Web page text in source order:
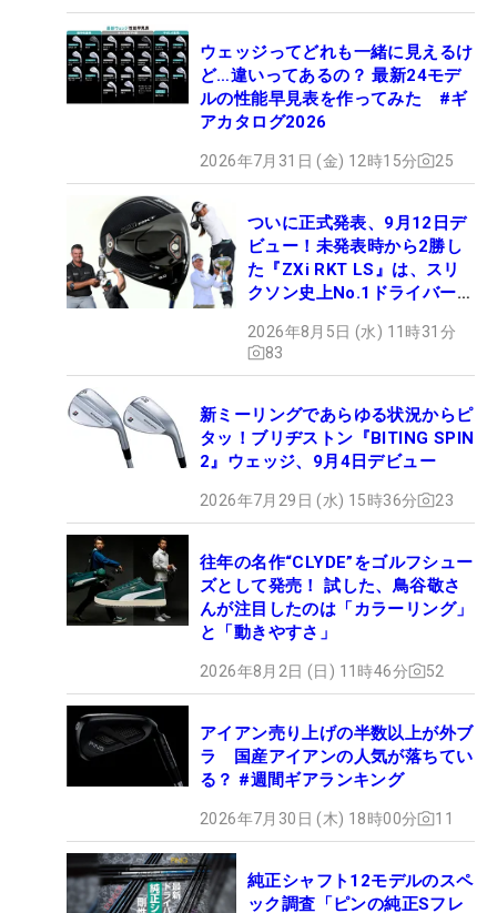
ウェッジってどれも一緒に見えるけ
ど…違いってあるの？ 最新24モデ
ルの性能早見表を作ってみた #ギ
アカタログ2026
2026年7月31日 (金) 12時15分 25
ついに正式発表、9月12日デ
ビュー！未発表時から2勝し
た『ZXi RKT LS』は、スリ
クソン史上No.1ドライバー!?
2026年8月5日 (水) 11時31分
83
新ミーリングであらゆる状況からピ
タッ！ブリヂストン『BITING SPIN
2』ウェッジ、9月4日デビュー
2026年7月29日 (水) 15時36分 23
往年の名作“CLYDE”をゴルフシュー
ズとして発売！ 試した、鳥谷敬さ
んが注目したのは「カラーリング」
と「動きやすさ」
2026年8月2日 (日) 11時46分 52
アイアン売り上げの半数以上が外ブ
ラ 国産アイアンの人気が落ちてい
る？ #週間ギアランキング
2026年7月30日 (木) 18時00分 11
純正シャフト12モデルのスペ
ック調査「ピンの純正Sフレ